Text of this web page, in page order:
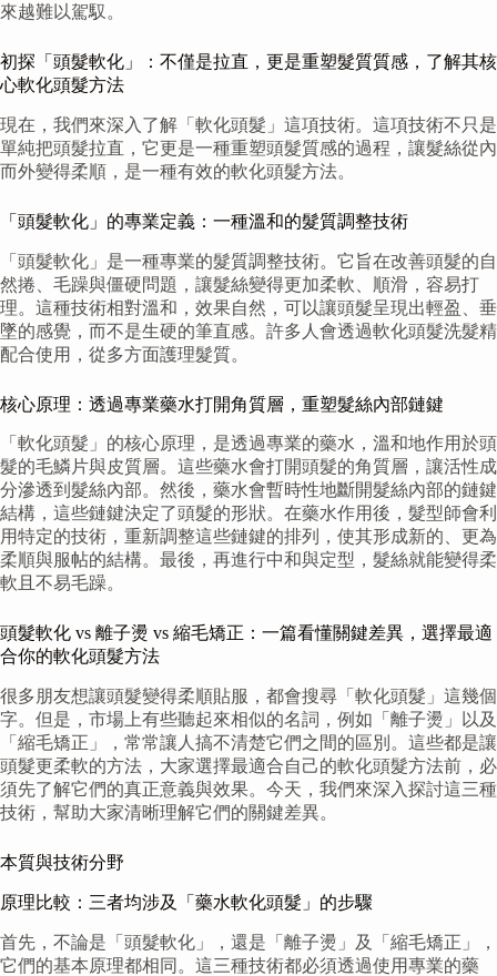
來越難以駕馭。
初探「頭髮軟化」：不僅是拉直，更是重塑髮質質感，了解其核
心軟化頭髮方法
現在，我們來深入了解「軟化頭髮」這項技術。這項技術不只是
單純把頭髮拉直，它更是一種重塑頭髮質感的過程，讓髮絲從內
而外變得柔順，是一種有效的軟化頭髮方法。
「頭髮軟化」的專業定義：一種溫和的髮質調整技術
「頭髮軟化」是一種專業的髮質調整技術。它旨在改善頭髮的自
然捲、毛躁與僵硬問題，讓髮絲變得更加柔軟、順滑，容易打
理。這種技術相對溫和，效果自然，可以讓頭髮呈現出輕盈、垂
墜的感覺，而不是生硬的筆直感。許多人會透過軟化頭髮洗髮精
配合使用，從多方面護理髮質。
核心原理：透過專業藥水打開角質層，重塑髮絲內部鏈鍵
「軟化頭髮」的核心原理，是透過專業的藥水，溫和地作用於頭
髮的毛鱗片與皮質層。這些藥水會打開頭髮的角質層，讓活性成
分滲透到髮絲內部。然後，藥水會暫時性地斷開髮絲內部的鏈鍵
結構，這些鏈鍵決定了頭髮的形狀。在藥水作用後，髮型師會利
用特定的技術，重新調整這些鏈鍵的排列，使其形成新的、更為
柔順與服帖的結構。最後，再進行中和與定型，髮絲就能變得柔
軟且不易毛躁。
頭髮軟化 vs 離子燙 vs 縮毛矯正：一篇看懂關鍵差異，選擇最適
合你的軟化頭髮方法
很多朋友想讓頭髮變得柔順貼服，都會搜尋「軟化頭髮」這幾個
字。但是，市場上有些聽起來相似的名詞，例如「離子燙」以及
「縮毛矯正」，常常讓人搞不清楚它們之間的區別。這些都是讓
頭髮更柔軟的方法，大家選擇最適合自己的軟化頭髮方法前，必
須先了解它們的真正意義與效果。今天，我們來深入探討這三種
技術，幫助大家清晰理解它們的關鍵差異。
本質與技術分野
原理比較：三者均涉及「藥水軟化頭髮」的步驟
首先，不論是「頭髮軟化」，還是「離子燙」及「縮毛矯正」，
它們的基本原理都相同。這三種技術都必須透過使用專業的藥